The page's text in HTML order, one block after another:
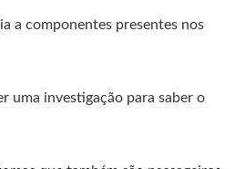
a componentes presentes nos
uma investigação para saber o